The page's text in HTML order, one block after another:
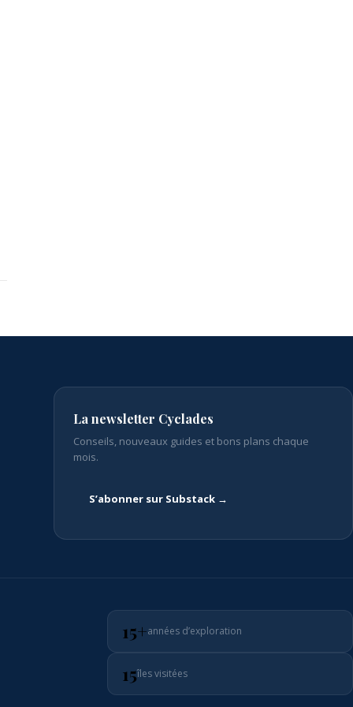
La newsletter Cyclades
Conseils, nouveaux guides et bons plans chaque
mois.
S’abonner sur Substack →
15+années d’exploration
15îles visitées